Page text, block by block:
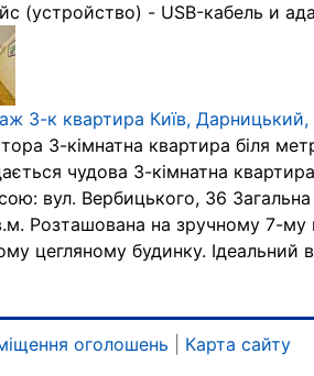
(устройство) - USB-кабель и
3-к квартира Київ,
3-кімнатна квартира біля
чудова 3-кімнатна
вул. Вербицького, 36
Розташована на зручному 7-му
цегляному будинку. Ідеальний
оголошень Карта сайту